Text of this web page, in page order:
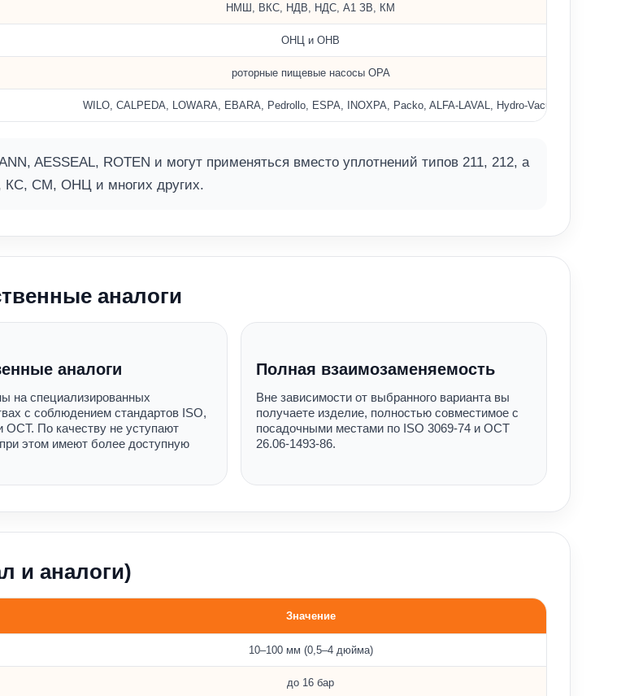
НМШ, ВКС, НДВ, НДС, А1 ЗВ, КМ
ОНЦ и ОНВ
роторные пищевые насосы ОРА
WILO, CALPEDA, LOWARA, EBARA, Pedrollo, ESPA, INOXPA, Packo, ALFA‑LAVAL, Hydro‑Vacuum,
AESSEAL, ROTEN и могут применяться вместо уплотнений типов 211, 212, а
КС, СМ, ОНЦ и многих других.
аналоги
аналоги
на специализированных
с соблюдением стандартов ISO,
ОСТ. По качеству не уступают
при этом имеют более доступную
Полная взаимозаменяемость
Вне зависимости от выбранного варианта вы
получаете изделие, полностью совместимое с
посадочными местами по ISO 3069-74 и ОСТ
26.06-1493-86.
и аналоги)
Значение
10–100 мм (0,5–4 дюйма)
до 16 бар